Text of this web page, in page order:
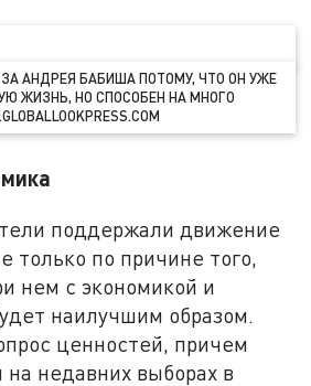
АНДРЕЯ БАБИША ПОТОМУ, ЧТО ОН УЖЕ
ЖИЗНЬ, НО СПОСОБЕН НА МНОГО
поддержали движение
только по причине того,
нем с экономикой и
наилучшим образом.
ценностей, причем
недавних выборах в